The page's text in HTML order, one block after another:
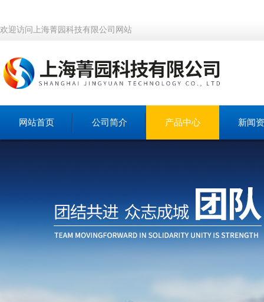
欢迎访问上海菁园科技有限公司网站
网站首页 公司简介 产品中心 新闻